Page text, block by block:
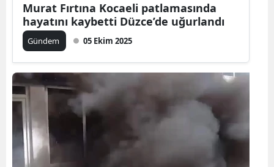
Murat Fırtına Kocaeli patlamasında
hayatını kaybetti Düzce’de uğurlandı
Gündem 05 Ekim 2025